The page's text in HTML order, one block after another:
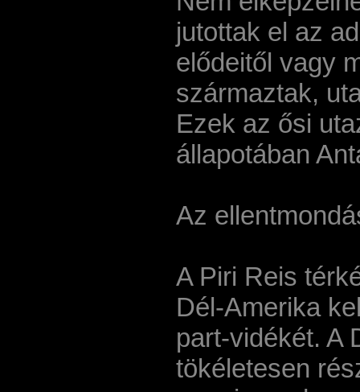
jutottak el az
elődeitől vagy
származtak,
Ezek az ősi
állapotában
Az
A Piri Reis
Dél-Amerika
part-vidékét. A
tökéletesen